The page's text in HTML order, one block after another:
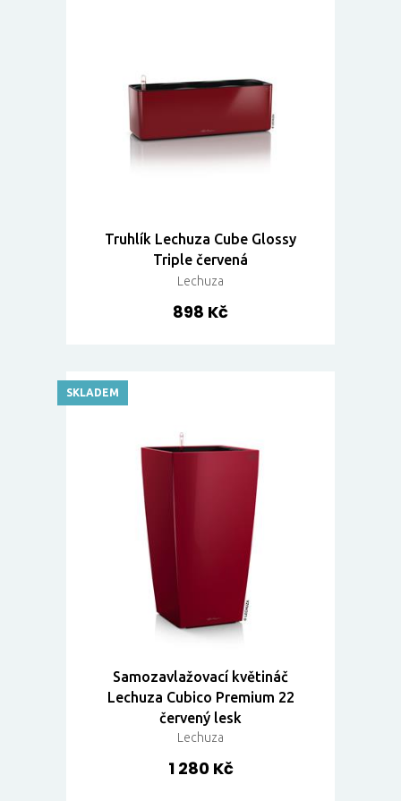
Truhlík Lechuza Cube Glossy
Triple červená
Lechuza
898 Kč
Samozavlažovací květináč
Lechuza Cubico Premium 22
červený lesk
Lechuza
1 280 Kč
SKLADEM